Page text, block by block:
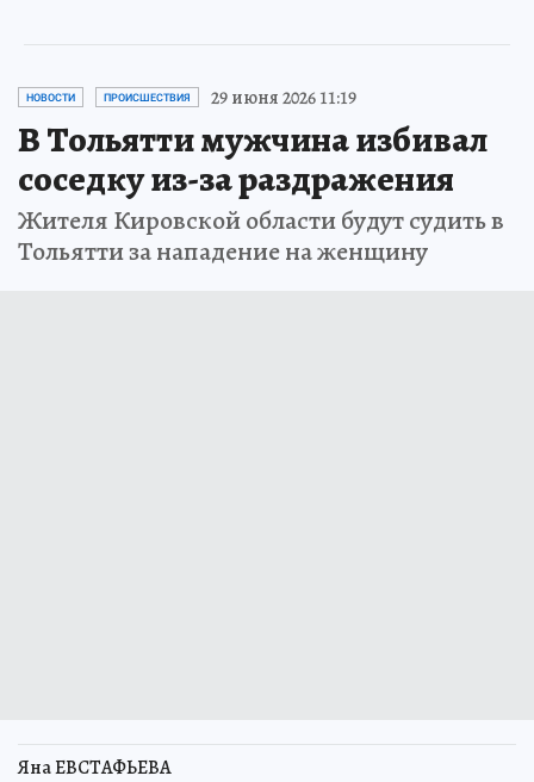
НОВОСТИ ПРОИСШЕСТВИЯ 29 июня 2026 11:19
В Тольятти мужчина избивал
соседку из-за раздражения
Жителя Кировской области будут судить в
Тольятти за нападение на женщину
Яна ЕВСТАФЬЕВА